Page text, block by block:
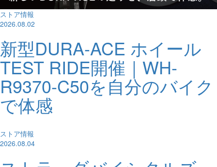
ストア情報
2026.08.02
新型DURA-ACE ホイール
TEST RIDE開催｜WH-
R9370-C50を自分のバイク
で体感
ストア情報
2026.08.04